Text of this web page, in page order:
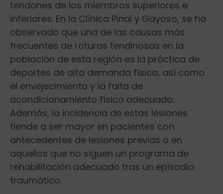
tendones⁤ de los miembros superiores e
inferiores. En la⁣ Clínica Pinal y Gayoso, se ha
observado que‍ una de las causas más
frecuentes de roturas tendinosas en la‍
población de esta región es la ‍práctica ​de
deportes de alta demanda física, así como
el envejecimiento ⁣y la falta de
acondicionamiento físico adecuado.
Además, la incidencia de estas lesiones
tiende a ser mayor en pacientes con
antecedentes de lesiones previas o en
aquellos que no siguen‌ un programa de
rehabilitación adecuado tras un episodio
traumático.